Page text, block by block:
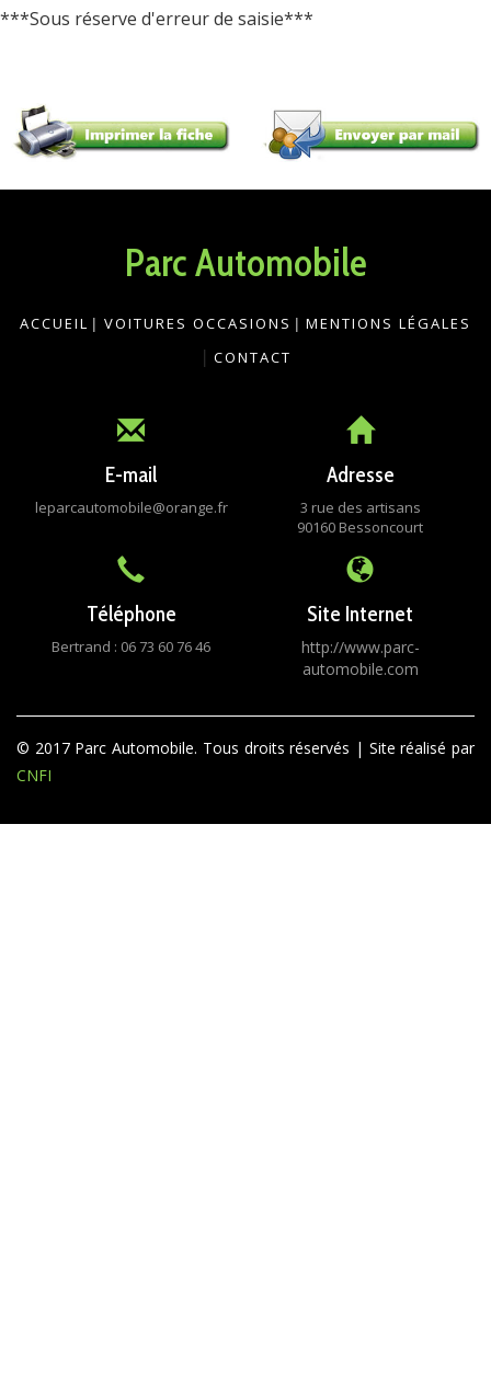
***Sous réserve d'erreur de saisie***
Parc Automobile
ACCUEIL | VOITURES OCCASIONS | MENTIONS LÉGALES
| CONTACT
E-mail
leparcautomobile@orange.fr
Adresse
3 rue des artisans
90160 Bessoncourt
Téléphone
Bertrand : 06 73 60 76 46
Site Internet
http://www.parc-
automobile.com
© 2017 Parc Automobile. Tous droits réservés | Site réalisé par
CNFI